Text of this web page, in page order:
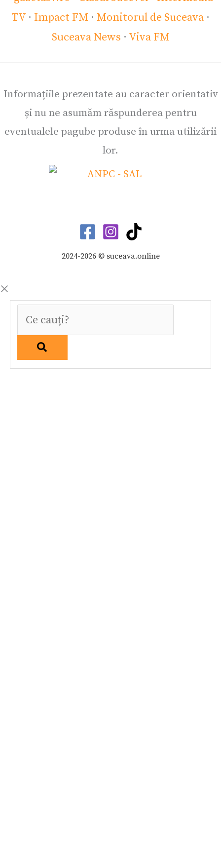
TV · Impact FM · Monitorul de Suceava ·
Suceava News · Viva FM
Informațiile prezentate au caracter orientativ
și nu ne asumăm răspunderea pentru
eventualele pagube produse în urma utilizării
lor.
2024-2026 © suceava.online